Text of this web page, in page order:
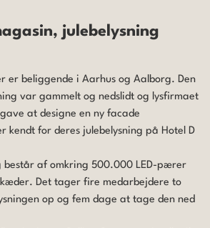
julebelysning
r er beliggende i Aarhus og Aalborg. Den
var gammelt og nedslidt og lysfirmaet
at designe en ny facade
kendt for deres julebelysning på Hotel D
består af omkring 500.000 LED-pærer
Det tager fire medarbejdere to
op og fem dage at tage den ned